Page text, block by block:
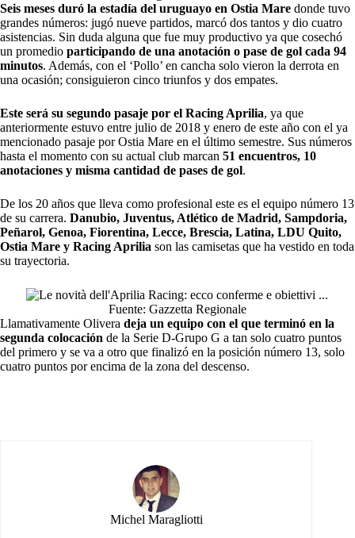
Seis meses duró la estadía del uruguayo en Ostia Mare donde tuvo
grandes números: jugó nueve partidos, marcó dos tantos y dio cuatro
asistencias. Sin duda alguna que fue muy productivo ya que cosechó
un promedio participando de una anotación o pase de gol cada 94
minutos. Además, con el ‘Pollo’ en cancha solo vieron la derrota en
una ocasión; consiguieron cinco triunfos y dos empates.
Este será su segundo pasaje por el Racing Aprilia, ya que
anteriormente estuvo entre julio de 2018 y enero de este año con el ya
mencionado pasaje por Ostia Mare en el último semestre. Sus números
hasta el momento con su actual club marcan 51 encuentros, 10
anotaciones y misma cantidad de pases de gol.
De los 20 años que lleva como profesional este es el equipo número 13
de su carrera. Danubio, Juventus, Atlético de Madrid, Sampdoria,
Peñarol, Genoa, Fiorentina, Lecce, Brescia, Latina, LDU Quito,
Ostia Mare y Racing Aprilia son las camisetas que ha vestido en toda
su trayectoria.
Fuente: Gazzetta Regionale
Llamativamente Olivera deja un equipo con el que terminó en la
segunda colocación de la Serie D-Grupo G a tan solo cuatro puntos
del primero y se va a otro que finalizó en la posición número 13, solo
cuatro puntos por encima de la zona del descenso.
Michel Maragliotti